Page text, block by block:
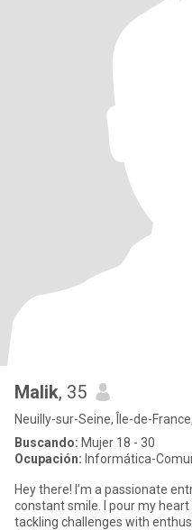
Malik, 35
Neuilly-sur-Seine, Île-de-
Buscando: Mujer 18 - 30
Ocupación: Informática-
Hey there! I’m a passionate
constant smile. I pour my
tackling challenges with